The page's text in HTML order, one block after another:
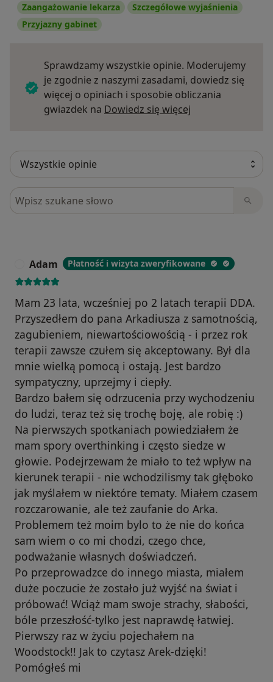
Zaangażowanie lekarza
Szczegółowe wyjaśnienia
Przyjazny gabinet
Sprawdzamy wszystkie opinie. Moderujemy
je zgodnie z naszymi zasadami, dowiedz się
więcej o opiniach i sposobie obliczania
gwiazdek na Dowiedz się więcej
Szukaj w opiniach
Adam Płatność i wizyta zweryfikowane
Mam 23 lata, wcześniej po 2 latach terapii DDA.
Przyszedłem do pana Arkadiusza z samotnością,
zagubieniem, niewartościowością - i przez rok
terapii zawsze czułem się akceptowany. Był dla
mnie wielką pomocą i ostają. Jest bardzo
sympatyczny, uprzejmy i ciepły.
Bardzo bałem się odrzucenia przy wychodzeniu
do ludzi, teraz też się trochę boję, ale robię :)
Na pierwszych spotkaniach powiedziałem że
mam spory overthinking i często siedze w
głowie. Podejrzewam że miało to też wpływ na
kierunek terapii - nie wchodzilismy tak głęboko
jak myślałem w niektóre tematy. Miałem czasem
rozczarowanie, ale też zaufanie do Arka.
Problemem też moim bylo to że nie do końca
sam wiem o co mi chodzi, czego chce,
podważanie własnych doświadczeń.
Po przeprowadzce do innego miasta, miałem
duże poczucie że zostało już wyjść na świat i
próbować! Wciąż mam swoje strachy, słabości,
bóle przeszłość-tylko jest naprawdę łatwiej.
Pierwszy raz w życiu pojechałem na
Woodstock!! Jak to czytasz Arek-dzięki!
Pomógłeś mi